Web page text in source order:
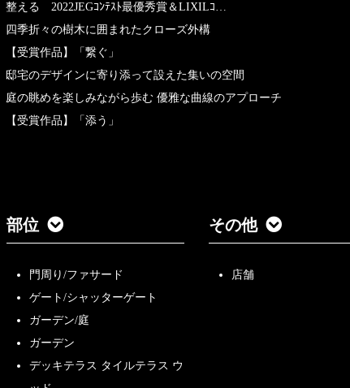
整える 2022JEGｺﾝﾃｽﾄ最優秀賞＆LIXILｺ…
四季折々の樹木に囲まれたクローズ外構
【受賞作品】「繋ぐ」
邸宅のデザインに寄り添って設えた集いの空間
庭の眺めを楽しみながら歩む 優雅な曲線のアプローチ
【受賞作品】「添う」
部位
門周り/ファサード
ゲート/シャッターゲート
ガーデン/庭
ガーデン
デッキテラス タイルテラス ウ
その他
店舗